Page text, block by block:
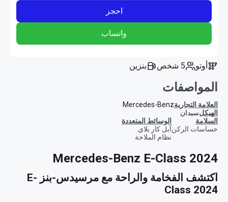
احجز
واتساب
أوتو 5 شخص بنزين
المواصفات
العلامة التجاريةMercedes-Benz
الهيكلسيدان
السلامة
حساسات الركن
الوسائط المتعددة
آبل كار بلاي
نظام الملاحة
Mercedes-Benz E-Class 2024
اكتشف الفخامة والراحة مع مرسيدس-بنز E-
Class 2024